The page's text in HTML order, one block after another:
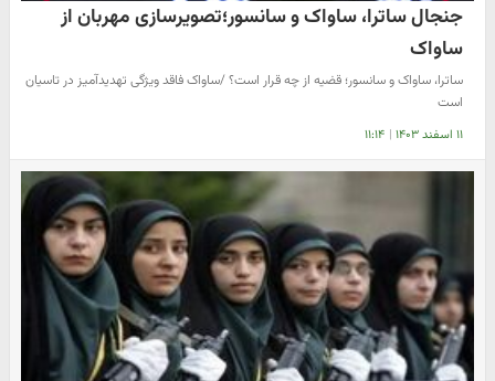
جنجال ساترا، ساواک و سانسور؛تصویرسازی مهربان از
ساواک
ساترا، ساواک و سانسور؛ قضیه از چه قرار است؟ /ساواک فاقد ویژگی تهدیدآمیز در تاسیان
است
۱۱ اسفند ۱۴۰۳ | ۱۱:۱۴